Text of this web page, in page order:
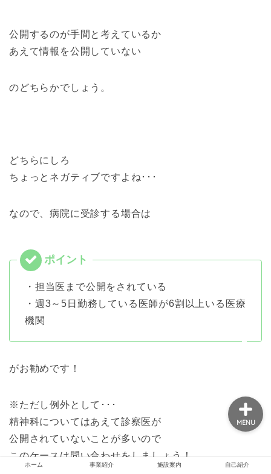
公開するのが手間と考えているか
あえて情報を公開していない
のどちらかでしょう。
どちらにしろ
ちょっとネガティブですよね･･･
なので、病院に受診する場合は
・担当医まで公開をされている
・週3～5日勤務している医師が6割以上いる医療
機関
がお勧めです！
※ただし例外として･･･
精神科についてはあえて診察医が
公開されていないことが多いので
このケースは問い合わせをしましょう！
ホーム 事業紹介 施設案内 自己紹介
MENU